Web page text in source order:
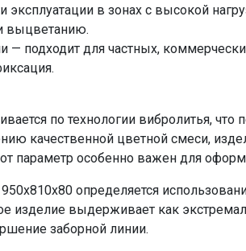
в зонах с высокой
выцветанию.
— подходит для частных,
по технологии вибролитья,
качественной цветной смеси,
параметр особенно важен для
определяется
изделие выдерживает как
заборной линии.